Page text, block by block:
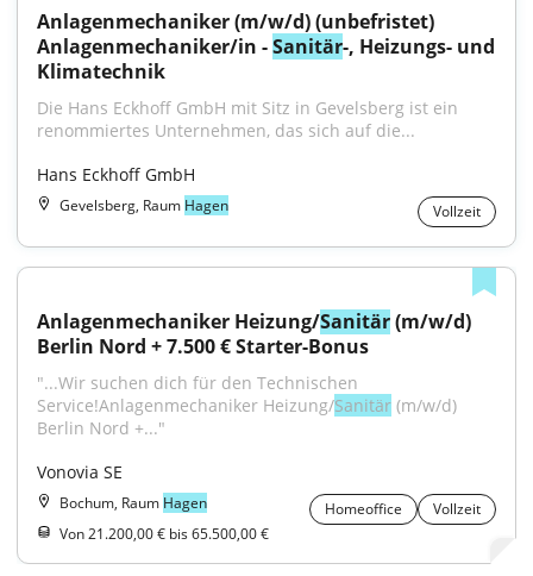
Anlagenmechaniker (m/w/d) (unbefristet)
Anlagenmechaniker/in - Sanitär-, Heizungs- und
Klimatechnik
Die Hans Eckhoff GmbH mit Sitz in Gevelsberg ist ein
renommiertes Unternehmen, das sich auf die...
Hans Eckhoff GmbH
Gevelsberg, Raum Hagen Vollzeit
Anlagenmechaniker Heizung/Sanitär (m/w/d)
Berlin Nord + 7.500 € Starter-Bonus
"...Wir suchen dich für den Technischen
Service!Anlagenmechaniker Heizung/Sanitär (m/w/d)
Berlin Nord +..."
Vonovia SE
Bochum, Raum Hagen Homeoffice
Vollzeit
Von 21.200,00 € bis 65.500,00 €